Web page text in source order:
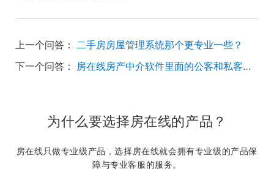
上一个问答： 二手房房屋管理系统那个更专业一些？
下一个问答：
房在线房产中介软件里面的公客和私客是什么意思？
为什么要选择房在线的产品？
房在线只做专业级产品，选择房在线就会拥有专业级的产品保
障与专业客服的服务。